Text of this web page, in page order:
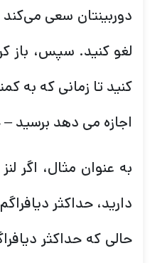
دوربینتان سعی می‌کند
لغو کنید. سپس، باز
اجازه می دهد برسید –